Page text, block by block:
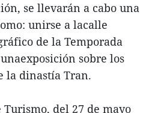
se llevarán a cabo una
unirse a lacalle
de la Temporada
sobre los
la dinastía Tran.
del 27 de mayo